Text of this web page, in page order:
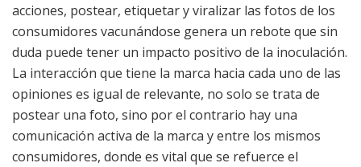
acciones, postear, etiquetar y viralizar las fotos de los
consumidores vacunándose genera un rebote que sin
duda puede tener un impacto positivo de la inoculación.
La interacción que tiene la marca hacia cada uno de las
opiniones es igual de relevante, no solo se trata de
postear una foto, sino por el contrario hay una
comunicación activa de la marca y entre los mismos
consumidores, donde es vital que se refuerce el